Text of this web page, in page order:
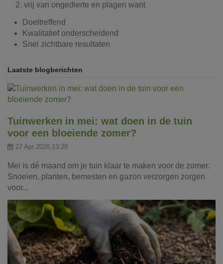
2. vrij van ongedierte en plagen want
Doeltreffend
Kwalitatief onderscheidend
Snel zichtbare resultaten
Laatste blogberichten
Tuinwerken in mei: wat doen in de tuin
voor een bloeiende zomer?
27 Apr 2026,13:29
Mei is dé maand om je tuin klaar te maken voor de zomer.
Snoeien, planten, bemesten en gazon verzorgen zorgen
voor...